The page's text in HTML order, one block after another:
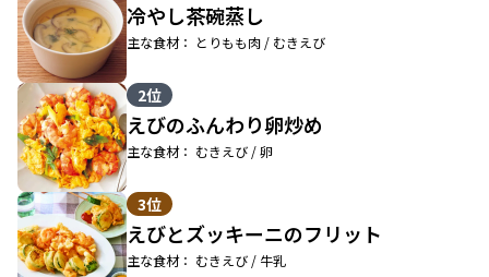
冷やし茶碗蒸し
主な食材： とりもも肉 / むきえび
2位
えびのふんわり卵炒め
主な食材： むきえび / 卵
3位
えびとズッキーニのフリット
主な食材： むきえび / 牛乳